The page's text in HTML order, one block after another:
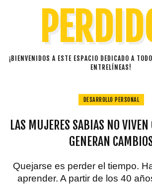
¡BIENVENIDOS A ESTE ESPACIO DEDICADO A
ENTRELÍNEAS!
DESARROLLO PERSONAL
LAS MUJERES SABIAS NO
GENERAN
Quejarse es perder el tiempo.
aprender. A partir de los 40